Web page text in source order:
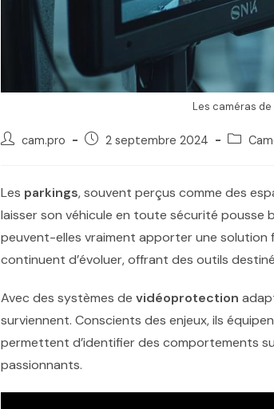
Les caméras
cam.pro 2 septembre 2024
Les parkings, souvent perçus comme des
laisser son véhicule en toute sécurité pousse
peuvent-elles vraiment apporter une
continuent d’évoluer, offrant des outils
Avec des systèmes de vidéoprotection
surviennent. Conscients des enjeux, ils
permettent d’identifier des comportements
passionnants.